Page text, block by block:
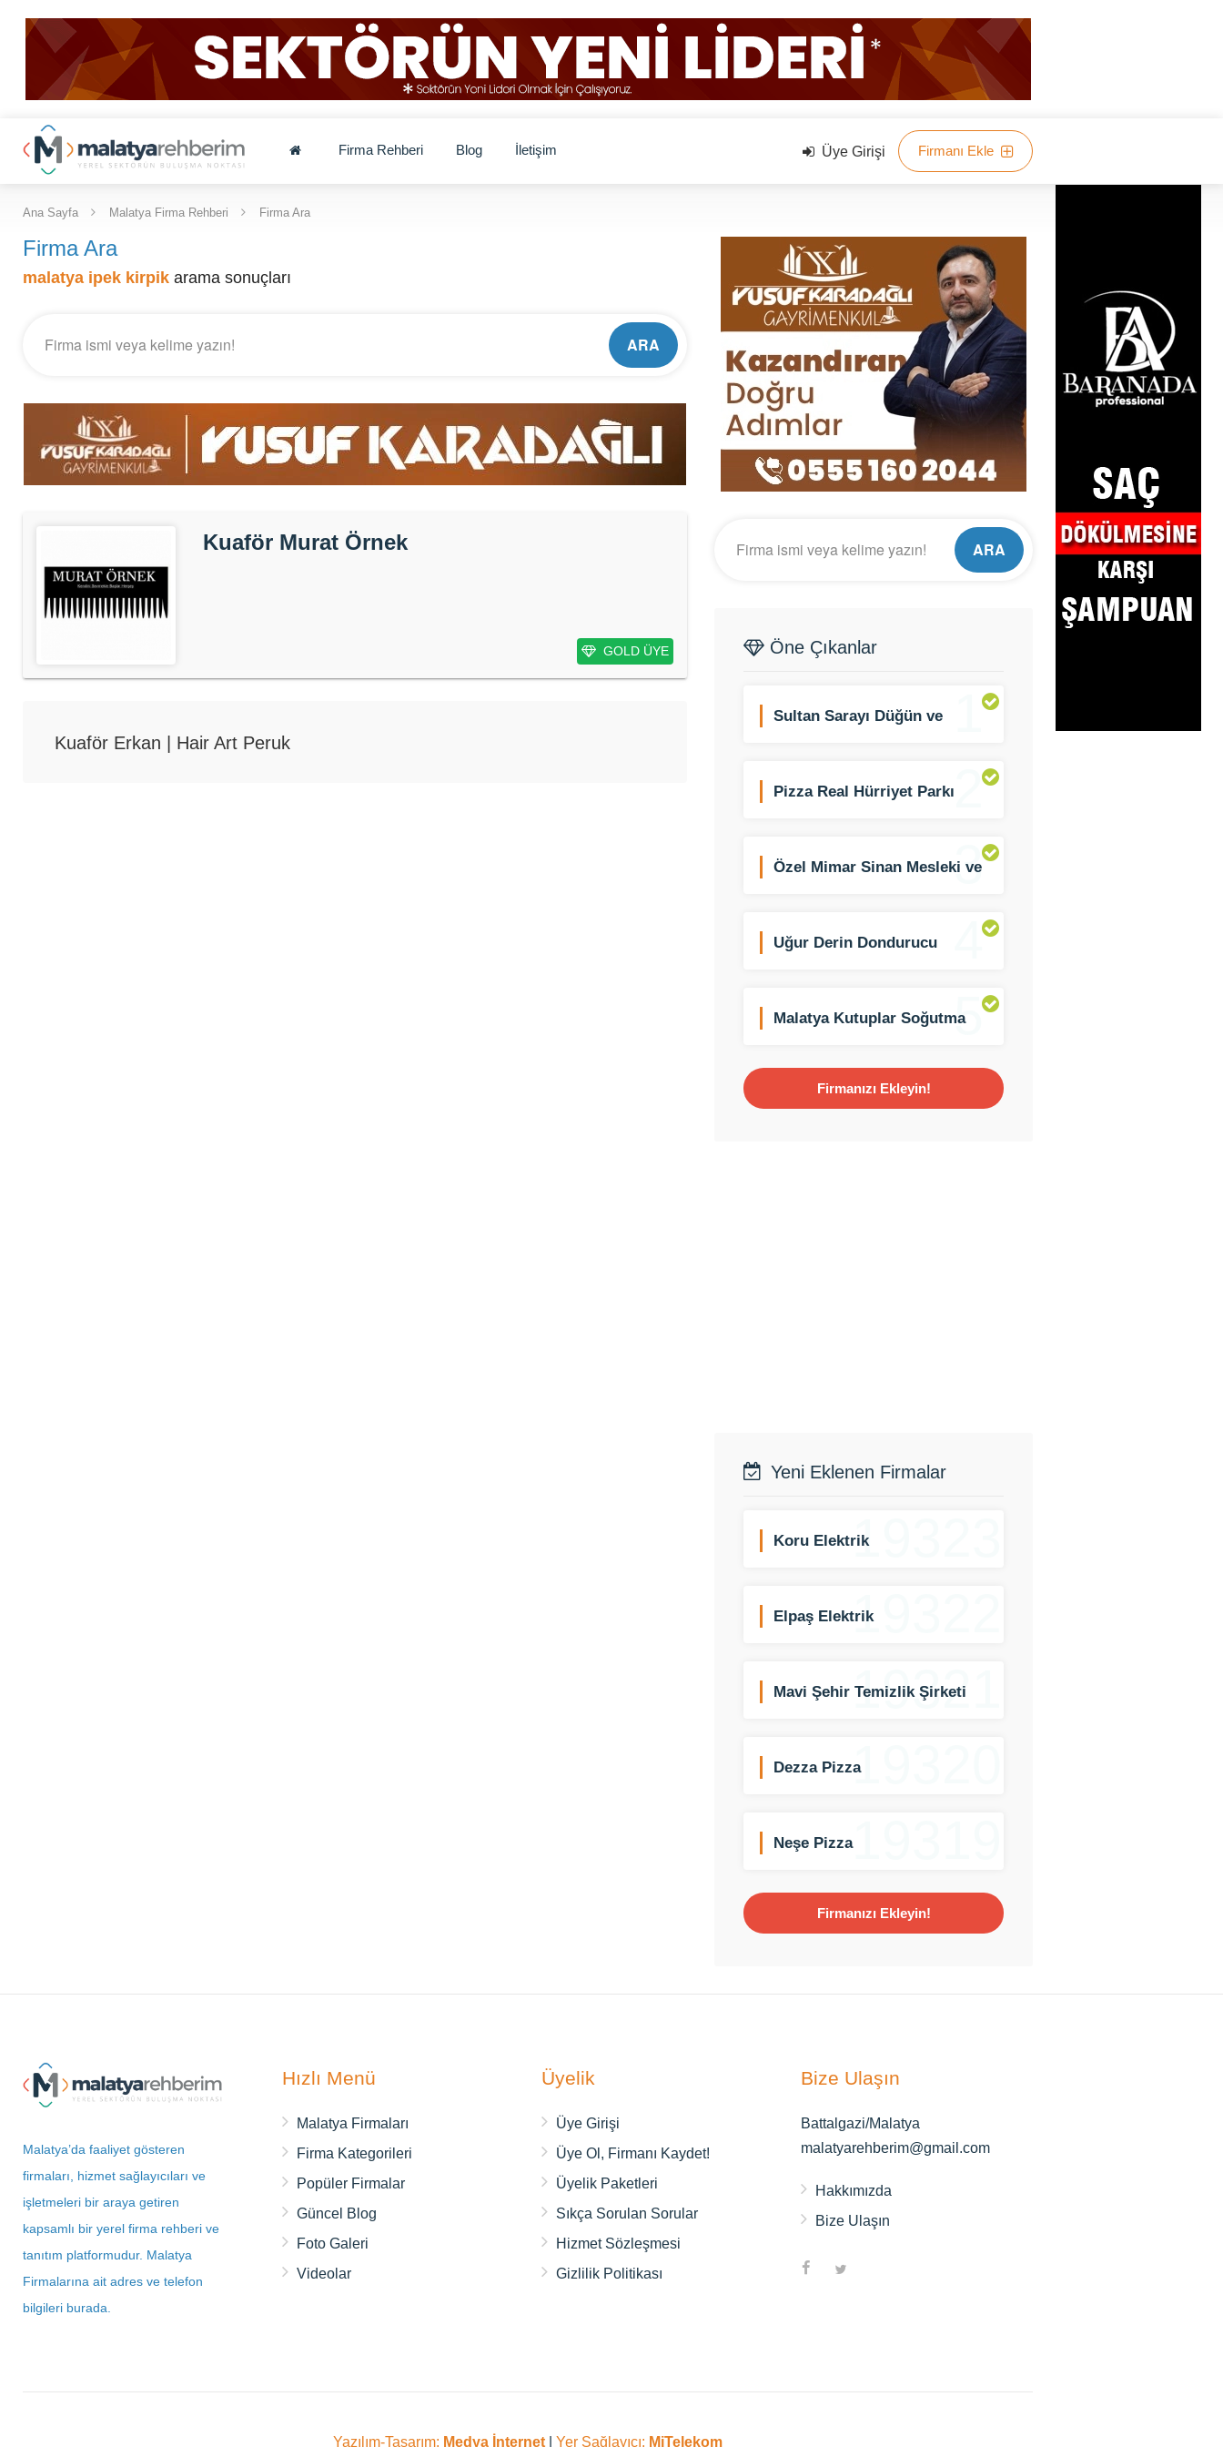
Firma Rehberi Blog İletişim Üye Girişi Firmanı Ekle
Ana Sayfa Malatya Firma Rehberi Firma Ara
Firma Ara
malatya ipek kirpik arama sonuçları
ARA
Kuaför Murat Örnek
GOLD ÜYE
Kuaför Erkan | Hair Art Peruk
ARA
Öne Çıkanlar
1
Sultan Sarayı Düğün ve
2
Pizza Real Hürriyet Parkı
3
Özel Mimar Sinan Mesleki ve
4
Uğur Derin Dondurucu
5
Malatya Kutuplar Soğutma
Firmanızı Ekleyin!
Yeni Eklenen Firmalar
19323
Koru Elektrik
19322
Elpaş Elektrik
19321
Mavi Şehir Temizlik Şirketi
19320
Dezza Pizza
19319
Neşe Pizza
Firmanızı Ekleyin!
Malatya’da faaliyet gösteren
firmaları, hizmet sağlayıcıları ve
işletmeleri bir araya getiren
kapsamlı bir yerel firma rehberi ve
tanıtım platformudur. Malatya
Firmalarına ait adres ve telefon
bilgileri burada.
Hızlı Menü
Malatya Firmaları
Firma Kategorileri
Popüler Firmalar
Güncel Blog
Foto Galeri
Videolar
Üyelik
Üye Girişi
Üye Ol, Firmanı Kaydet!
Üyelik Paketleri
Sıkça Sorulan Sorular
Hizmet Sözleşmesi
Gizlilik Politikası
Bize Ulaşın
Battalgazi/Malatya
malatyarehberim@gmail.com
Hakkımızda
Bize Ulaşın
Yazılım-Tasarım: Medya İnternet Yer Sağlayıcı: MiTelekom